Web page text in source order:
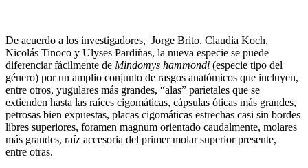
De acuerdo a los investigadores, Jorge Brito, Claudia Koch,
Nicolás Tinoco y Ulyses Pardiñas, la nueva especie se puede
diferenciar fácilmente de Mindomys hammondi (especie tipo del
género) por un amplio conjunto de rasgos anatómicos que incluyen,
entre otros, yugulares más grandes, “alas” parietales que se
extienden hasta las raíces cigomáticas, cápsulas óticas más grandes,
petrosas bien expuestas, placas cigomáticas estrechas casi sin bordes
libres superiores, foramen magnum orientado caudalmente, molares
más grandes, raíz accesoria del primer molar superior presente,
entre otras.